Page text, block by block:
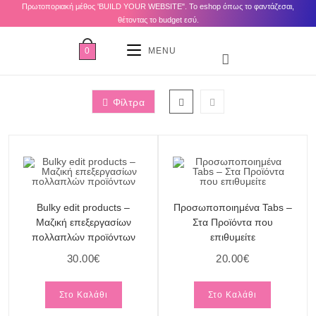
Πρωτοποριακή μέθος 'BUILD YOUR WEBSITE". Το eshop όπως το φαντάζεσαι,
θέτοντας το budget εσύ.
0 MENU
Φίλτρα
Bulky edit products –
Μαζική επεξεργασίων
πολλαπλών προϊόντων
30.00€
Στο Καλάθι
Προσωποποιημένα Tabs –
Στα Προϊόντα που
επιθυμείτε
20.00€
Στο Καλάθι